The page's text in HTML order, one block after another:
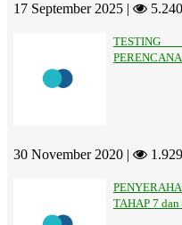
17 September 2025 |
30 November 2020 |
TAHAP 7 dan